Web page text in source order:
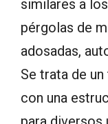
similares a
pérgolas de
adosadas,
Se trata de
con una